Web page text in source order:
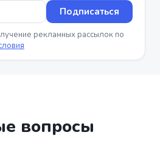
Подписаться
рекламных рассылок по
вопросы